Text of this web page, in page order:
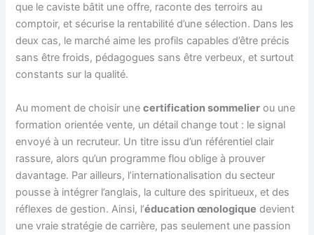
que le caviste bâtit une offre, raconte des terroirs au
comptoir, et sécurise la rentabilité d’une sélection. Dans les
deux cas, le marché aime les profils capables d’être précis
sans être froids, pédagogues sans être verbeux, et surtout
constants sur la qualité.
Au moment de choisir unecertification sommelier ou une
formation orientée vente, un détail change tout : le signal
envoyé à un recruteur. Un titre issu d’un référentiel clair
rassure, alors qu’un programme flou oblige à prouver
davantage. Par ailleurs, l’internationalisation du secteur
pousse à intégrer l’anglais, la culture des spiritueux, et des
réflexes de gestion. Ainsi, l’éducation œnologique devient
une vraie stratégie de carrière, pas seulement une passion